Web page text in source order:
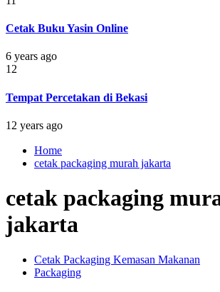
Cetak Buku Yasin Online
6 years ago
12
Tempat Percetakan di Bekasi
12 years ago
Home
cetak packaging murah jakarta
cetak packaging
jakarta
Cetak Packaging Kemasan Makanan
Packaging